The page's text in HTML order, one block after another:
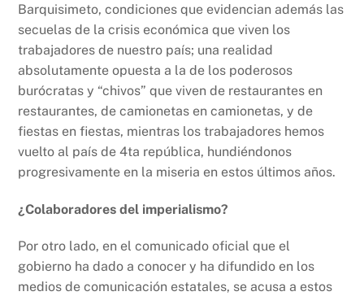
Barquisimeto, condiciones que evidencian además las
secuelas de la crisis económica que viven los
trabajadores de nuestro país; una realidad
absolutamente opuesta a la de los poderosos
burócratas y “chivos” que viven de restaurantes en
restaurantes, de camionetas en camionetas, y de
fiestas en fiestas, mientras los trabajadores hemos
vuelto al país de 4ta república, hundiéndonos
progresivamente en la miseria en estos últimos años.
¿Colaboradores del imperialismo?
Por otro lado, en el comunicado oficial que el
gobierno ha dado a conocer y ha difundido en los
medios de comunicación estatales, se acusa a estos